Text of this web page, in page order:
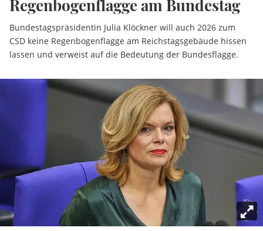
Regenbogenflagge am Bundestag
Bundestagspräsidentin Julia Klöckner will auch 2026 zum
CSD keine Regenbogenflagge am Reichstagsgebäude hissen
lassen und verweist auf die Bedeutung der Bundesflagge.